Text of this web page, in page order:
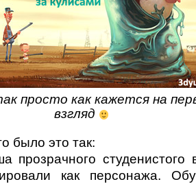
просто как кажется на
взгляд
было это так:
прозрачного студенистого
как персонажа.